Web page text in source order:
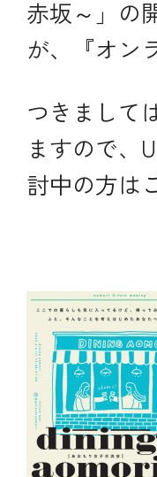
赤坂～」の
が、『オン
つきまして
ますので、
討中の方は